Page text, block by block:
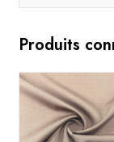
Produits